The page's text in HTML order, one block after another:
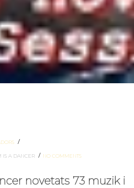
/
IS A DANCER / NO COMMENTS
novetats 73 muzik i